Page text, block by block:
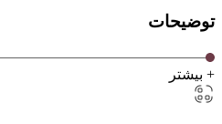
توضیحات
+ بیشتر